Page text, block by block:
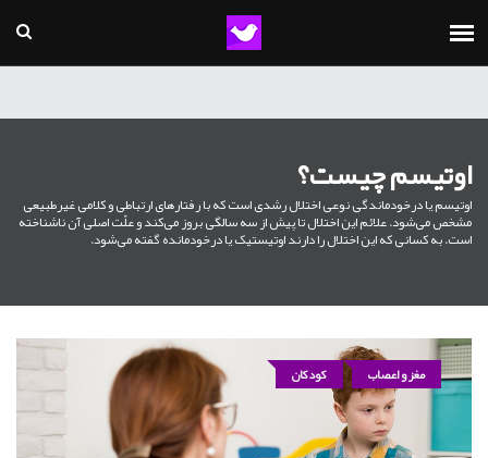
اوتیسم چیست؟
اوتیسم یا درخودماندگی نوعی اختلال رشدی است که با رفتارهای ارتباطی و کلامی غیرطبیعی
مشخص می‌شود. علائم این اختلال تا پیش از سه سالگی بروز می‌کند و علّت اصلی آن ناشناخته‌
است.‌ به کسانی که این اختلال را دارند اوتیستیک یا درخودمانده گفته می‌شود.
مغز و اعصاب کودکان